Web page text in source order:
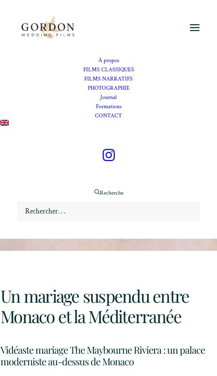
À propos
FILMS CLASSIQUES
FILMS NARRATIFS
PHOTOGRAPHIE
Journal
Formations
CONTACT
Recherche
Vidéaste mariage The
Maybourne Riviera
Se marier au The
Un mariage suspendu entre
Monaco et la Méditerranée
Vidéaste mariage The Maybourne Riviera : un palace
moderniste au-dessus de Monaco